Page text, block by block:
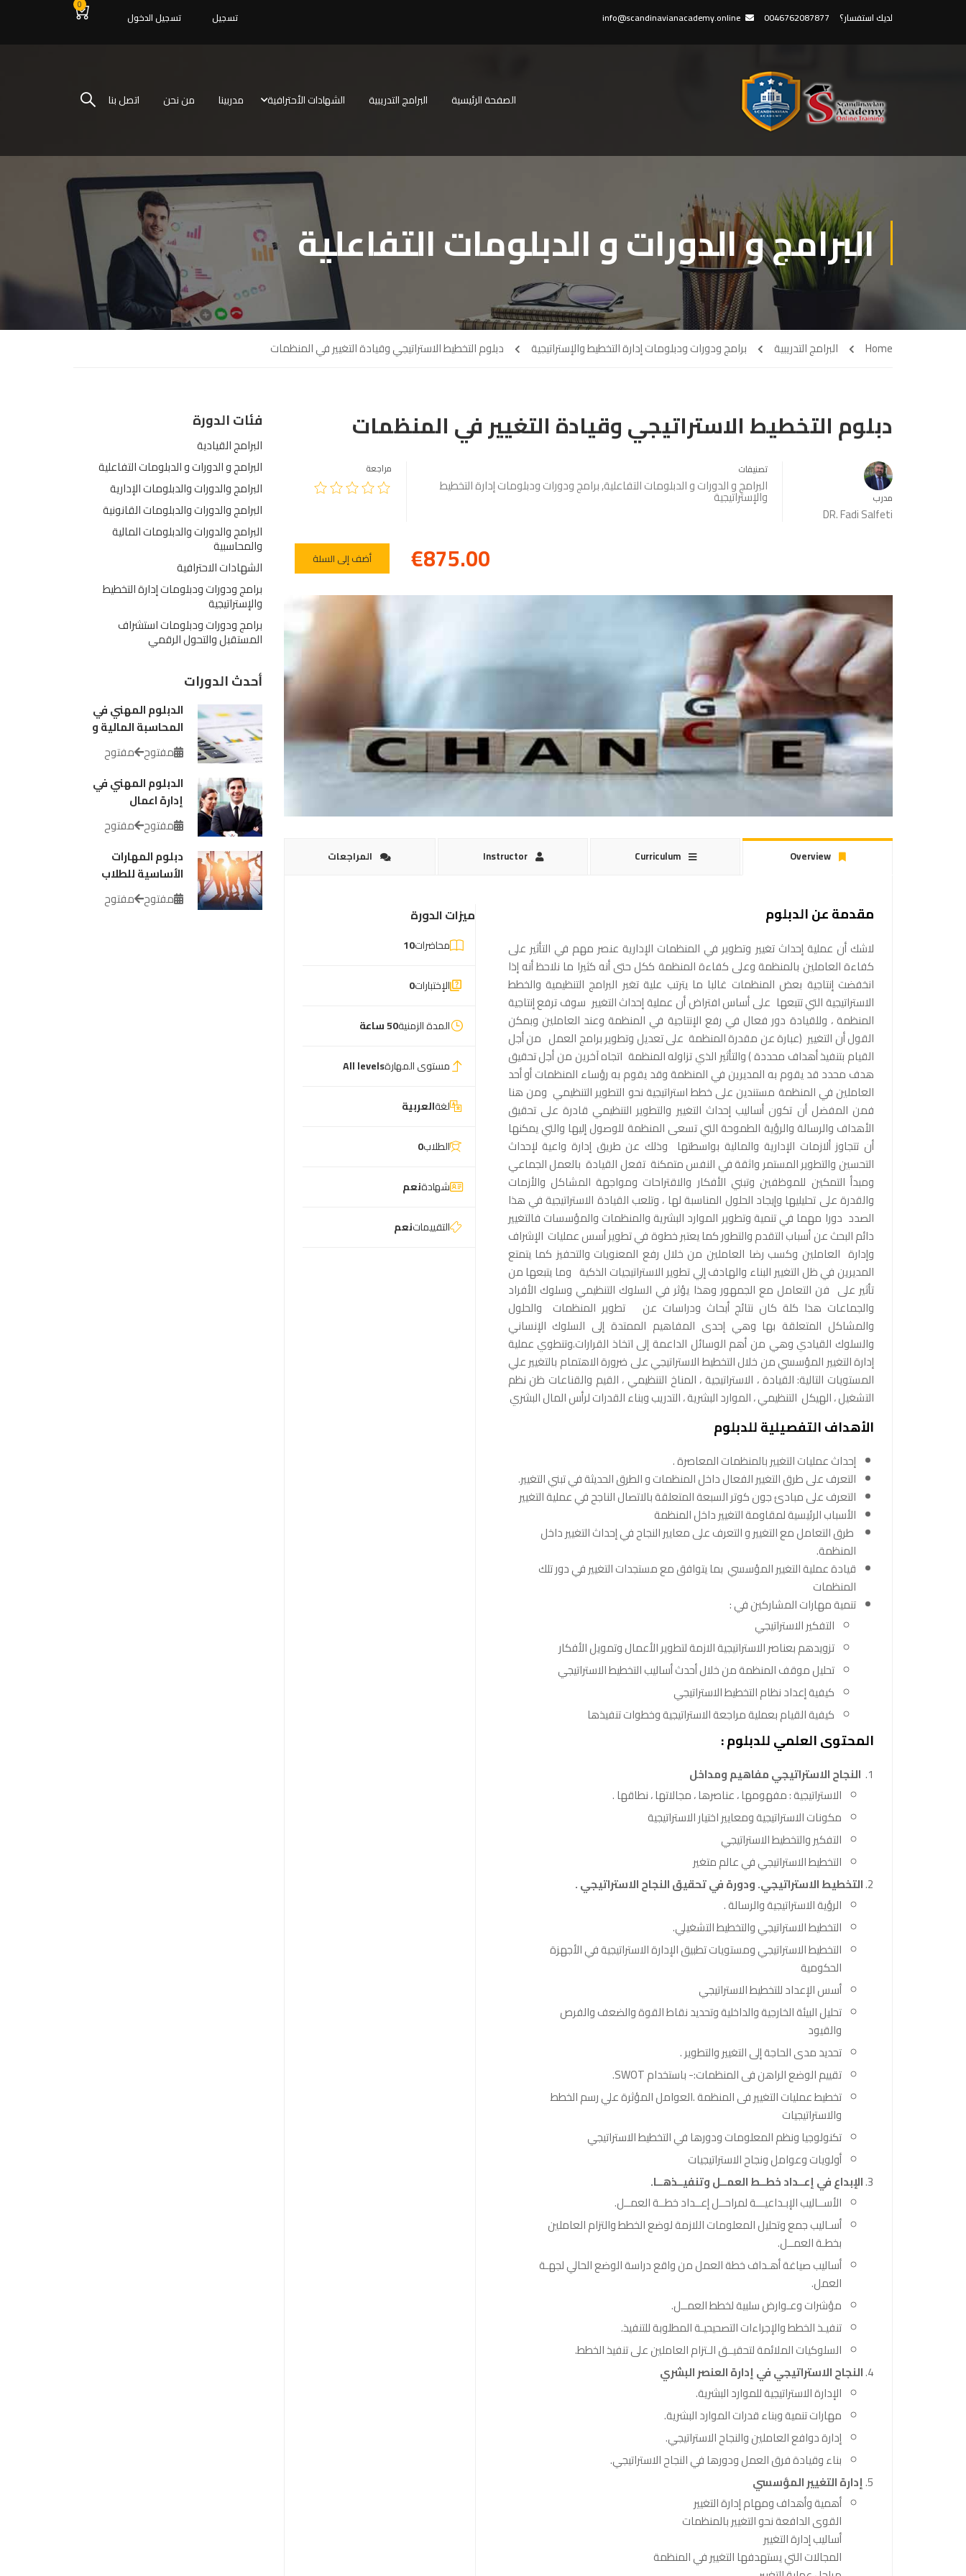
لديك استفسار؟ 0046762087877
info@scandinavianacademy.online
0
تسجيل تسجيل الدخول
الصفحة الرئيسية البرامج التدريبية الشهادات الأحترافية مدربينا من نحن اتصل بنا
البرامج و الدورات و الدبلومات التفاعلية
Home البرامج التدريبية برامج ودورات ودبلومات إدارة التخطيط والإستراتيجية دبلوم التخطيط الاستراتيجي وقيادة التغيير في المنظمات
دبلوم التخطيط الاستراتيجي وقيادة التغيير في المنظمات
مدرب
DR. Fadi Salfeti
تصنيفات
البرامج و الدورات و الدبلومات التفاعلية,برامج ودورات ودبلومات إدارة التخطيط
والإستراتيجية
مراجعة
€875.00 أضف إلى السلة
Overview
Curriculum
Instructor المراجعات
مقدمة عن الدبلوم
لاشك أن عملية إحداث تغيير وتطوير في المنظمات الإدارية عنصر مهم في التأثير على
كفاءة العاملين بالمنظمة وعلى كفاءة المنظمة ككل حتى أنه كثيرا ما نلاحظ أنه إذا
انخفضت إنتاجية بعض المنظمات غالبا ما يترتب علية تغير البرامج التنظيمية والخطط
الاستراتيجية التي تتبعها على أساس افتراض أن عملية إحداث التغيير سوف ترفع إنتاجية
المنظمة ، وللقيادة دور فعال في رفع الإنتاجية في المنظمة وعند العاملين وبمكن
القول أن التغيير (عبارة عن مقدرة المنظمة على تعديل وتطوير برامج العمل من أجل
القيام بتنفيذ أهداف محددة ) والتأثير الذي تزاوله المنظمة اتجاه آخرين من أجل تحقيق
هدف محدد قد يقوم به المديرين في المنظمة وقد يقوم به رؤساء المنظمات أو أحد
العاملين في المنظمة مستندين على خطط استراتيجية نحو التطوير التنظيمي ومن هنا
فمن المفضل أن تكون أساليب إحداث التغيير والتطوير التنظيمي قادرة على تحقيق
الأهداف والرسالة والرؤية الطموحة التي تسعى المنظمة للوصول إليها والتي يمكنها
أن تتجاوز ألازمات الإدارية والمالية بواسطتها وذلك عن طريق إدارة واعية لإحداث
التحسين والتطوير المستمر واثقة في النفس متمكنة تفعل القيادة بالعمل الجماعي
ومبدأ التمكين للموظفين وتبني الأفكار والاقتراحات ومواجهة المشاكل والأزمات
والقدرة على تحليليها وإيجاد الحلول المناسبة لها ، وتلعب القيادة الاستراتيجية في هذا
الصدد دورا مهما في تنمية وتطوير الموارد البشرية والمنظمات والمؤسسات فالتغيير
دائم البحث عن أسباب التقدم والتطور كما يعتبر خطوة في تطوير أسس عمليات الإشراف
وإدارة العاملين وكسب رضا العاملين من خلال رفع المعنويات والتحفيز كما يتمتع
المديرين في ظل التغيير البناء والهادف إلي تطوير الاستراتيجيات الذكية وما يتبعها من
تأثير على فن التعامل مع الجمهور وهذا يؤثر في السلوك التنظيمي وسلوك الأفراد
والجماعات هذا كلة كان نتائج أبحاث ودراسات عن تطوير المنظمات والحلول
والمشاكل المتعلقة بها وهي إحدى المفاهيم الممتدة إلى السلوك الإنساني
والسلوك القيادي وهي من أهم الوسائل الداعمة إلى اتخاذ القرارات.وتنطوي عملية
إدارة التغيير المؤسسي من خلال التخطيط الاستراتيجي على ضرورة الاهتمام بالتغيير علي
المستويات التالية: القيادة ، الاستراتيجية ، المناخ التنظيمي ، القيم والقناعات ظن نظم
التشغيل ، الهيكل التنظيمي ، الموارد البشرية ، التدريب وبناء القدرات لرأس المال البشري
الأهداف التفصيلية للدبلوم
إحداث عمليات التغيير بالمنظمات المعاصرة .
التعرف على طرق التغيير الفعال داخل المنظمات و الطرق الحديثة في تبني التغيير.
التعرف على مبادئ جون كوتر السبعة المتعلقة بالاتصال الناجح في عملية التغيير
الأسباب الرئيسية لمقاومة التغيير داخل المنظمة
طرق التعامل مع التغيير و التعرف على معايير النجاح في إحداث التغيير داخل
المنظمة.
قيادة عملية التغيير المؤسسي بما يتوافق مع مستجدات التغيير في دور تلك
المنظمات
تنمية مهارات المشاركين في :
التفكير الاستراتيجي
تزويدهم بعناصر الاستراتيجية الازمة لتطوير الأعمال وتمويل الأفكار
تحليل موقف المنظمة من خلال أحدث أساليب التخطيط الاستراتيجي
كيفية إعداد نظام التخطيط الاستراتيجي
كيفية القيام بعملية مراجعة الاستراتيجية وخطوات تنفيذها
المحتوى العلمي للدبلوم :
النجاح الاستراتيجي مفاهيم ومداخل
الاستراتيجية : مفهومها ، عناصرها ، مجالاتها ، نطاقها .
مكونات الاستراتيجية ومعايير اختيار الاستراتيجية
التفكير والتخطيط الاستراتيجي
التخطيط الاستراتيجي في عالم متغير
التخطيط الاستراتيجي. ودورة في تحقيق النجاح الاستراتيجي .
الرؤية الاستراتيجية والرسالة .
التخطيط الاستراتيجي والتخطيط التشغيلي.
التخطيط الاستراتيجي ومستويات تطبيق الإدارة الاستراتيجية في الأجهزة
الحكومية
أسس الإعداد للتخطيط الاستراتيجي
تحليل البيئة الخارجية والداخلية وتحديد نقاط القوة والضعف والفرص
والقيود
تحديد مدى الحاجة إلى التغيير والتطوير .
تقييم الوضع الراهن فى المنظمات:- باستخدام SWOT.
تخطيط عمليات التغيير فى المنظمة .العوامل المؤثرة علي رسم الخطط
والاستراتيجيات
تكنولوجيا ونظم المعلومات ودورها في التخطيط الاستراتيجي
أولويات وعوامل ونجاح الاستراتيجيات
الإبداع في إعــداد خطــط العمــل وتنفيــذهــا.
الأســاليب الإبـداعيـــة لمراحــل إعــداد خطــة العمــل.
أسـاليب جمع وتحليل المعلومات اللازمة لوضع الخطط والتزام العاملين
بخطـة العمــل.
أساليب صياغة أهـداف خطة العمل من واقع دراسة الوضع الحالي لجهـة
العمل.
مؤشرات وعـوارض سلبية لخطط العمــل.
تنفيـذ الخطط والإجراءات التصحيحيـة المطلوبة للتنفيذ.
السلوكيات الملائمة لتحقيــق الـتزام العاملين على تنفيذ الخطط.
النجاح الاستراتيجي في إدارة العنصر البشري
الإدارة الاستراتيجية للموارد البشرية.
مهارات تنمية وبناء قدرات الموارد البشرية.
إدارة دوافع العاملين والنجاح الاستراتيجي.
بناء وقيادة فرق العمل ودورها في النجاح الاستراتيجي.
إدارة التغيير المؤسسي
أهمية وأهداف ومهام إدارة التغيير
القوى الدافعة نحو التغيير بالمنظمات
أساليب إدارة التغيير
المجالات التي يستهدفها التغيير في المنظمة
ميزات الدورة
محاضرات10
الإختبارات0
المدة الزمنية50 ساعة
مستوى المهارةAll levels
لغةالعربية
الطلاب0
شهادةنعم
التقييماتنعم
فئات الدورة
البرامج القيادية
البرامج و الدورات و الدبلومات التفاعلية
البرامج والدورات والدبلومات الإدارية
البرامج والدورات والدبلومات القانونية
البرامج والدورات والدبلومات المالية
والمحاسبية
الشهادات الاحترافية
برامج ودورات ودبلومات إدارة التخطيط
والإستراتيجية
برامج ودورات ودبلومات استشراف
المستقبل والتحول الرقمي
أحدث الدورات
الدبلوم المهني في
المحاسبة المالية و
الإدارية
مفتوح مفتوح
الدبلوم المهني في
إدارة اعمال
مفتوح مفتوح
دبلوم المهارات
الأساسية للطلاب
الجامعيين
مفتوح مفتوح